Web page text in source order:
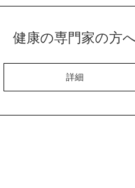
健康の専門家の方
詳細